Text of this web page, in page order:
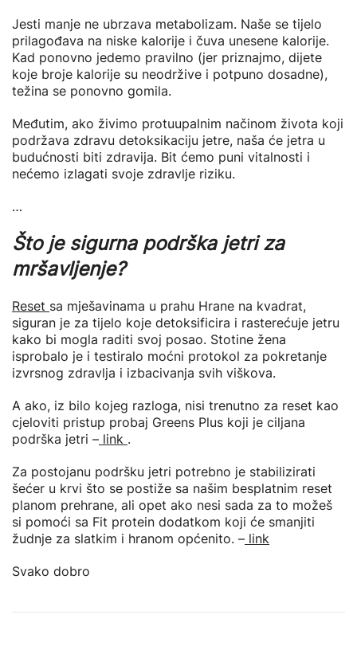
Jesti manje ne ubrzava metabolizam. Naše se tijelo
prilagođava na niske kalorije i čuva unesene kalorije.
Kad ponovno jedemo pravilno (jer priznajmo, dijete
koje broje kalorije su neodržive i potpuno dosadne),
težina se ponovno gomila.
Međutim, ako živimo protuupalnim načinom života koji
podržava zdravu detoksikaciju jetre, naša će jetra u
budućnosti biti zdravija. Bit ćemo puni vitalnosti i
nećemo izlagati svoje zdravlje riziku.
…
Što je sigurna podrška jetri za
mršavljenje?
Reset sa mješavinama u prahu Hrane na kvadrat,
siguran je za tijelo koje detoksificira i rasterećuje jetru
kako bi mogla raditi svoj posao. Stotine žena
isprobalo je i testiralo moćni protokol za pokretanje
izvrsnog zdravlja i izbacivanja svih viškova.
A ako, iz bilo kojeg razloga, nisi trenutno za reset kao
cjeloviti pristup probaj Greens Plus koji je ciljana
podrška jetri – link .
Za postojanu podršku jetri potrebno je stabilizirati
šećer u krvi što se postiže sa našim besplatnim reset
planom prehrane, ali opet ako nesi sada za to možeš
si pomoći sa Fit protein dodatkom koji će smanjiti
žudnje za slatkim i hranom općenito. – link
Svako dobro